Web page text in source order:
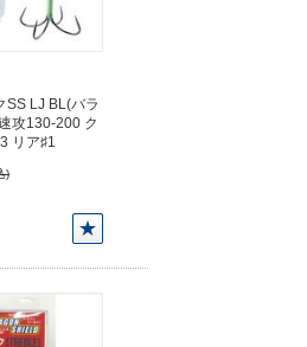
SS LJ BL(バラ
攻130-200 ク
リア♯1
)